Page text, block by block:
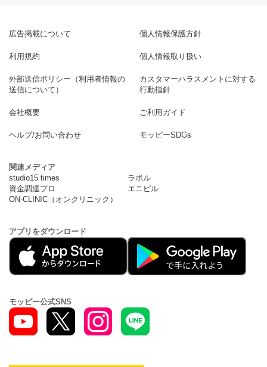
広告掲載について 個人情報保護方針
利用規約 個人情報取り扱い
外部送信ポリシー（利用者情報の
送信について）
カスタマーハラスメントに対する
行動指針
会社概要 ご利用ガイド
ヘルプ/お問い合わせ モッピーSDGs
関連メディア
studio15 times
ラボル
資金調達プロ
エニピル
ON-CLINIC（オンクリニック）
アプリをダウンロード
モッピー公式SNS